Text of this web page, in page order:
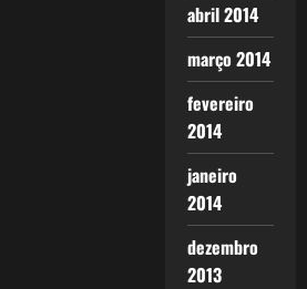
abril 2014
março 2014
fevereiro
2014
janeiro
2014
dezembro
2013